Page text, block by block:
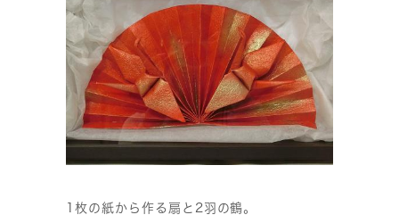
1枚の紙から作る扇と2羽の鶴。